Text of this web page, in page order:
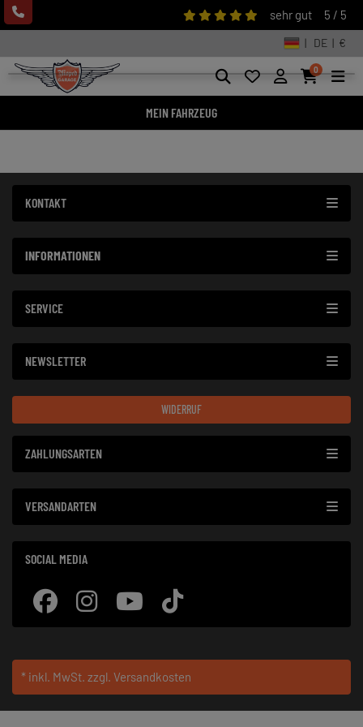
sehr gut 5 / 5
| DE | €
0
MEIN FAHRZEUG
KONTAKT
INFORMATIONEN
SERVICE
NEWSLETTER
WIDERRUF
ZAHLUNGSARTEN
VERSANDARTEN
SOCIAL MEDIA
* inkl. MwSt. zzgl. Versandkosten